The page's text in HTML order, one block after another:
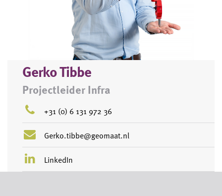
Gerko Tibbe
Projectleider Infra
+31 (0) 6 131 972 36
Gerko.tibbe@geomaat.nl
LinkedIn